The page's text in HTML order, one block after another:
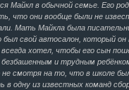
Майкл в обычной семье. Его
что они вообще были не
Мать Майкла была
был свой автосалон, который
хотел, чтобы его сын
безбашенным и трудным
смотря на то, что в школе
в одну из известных команд